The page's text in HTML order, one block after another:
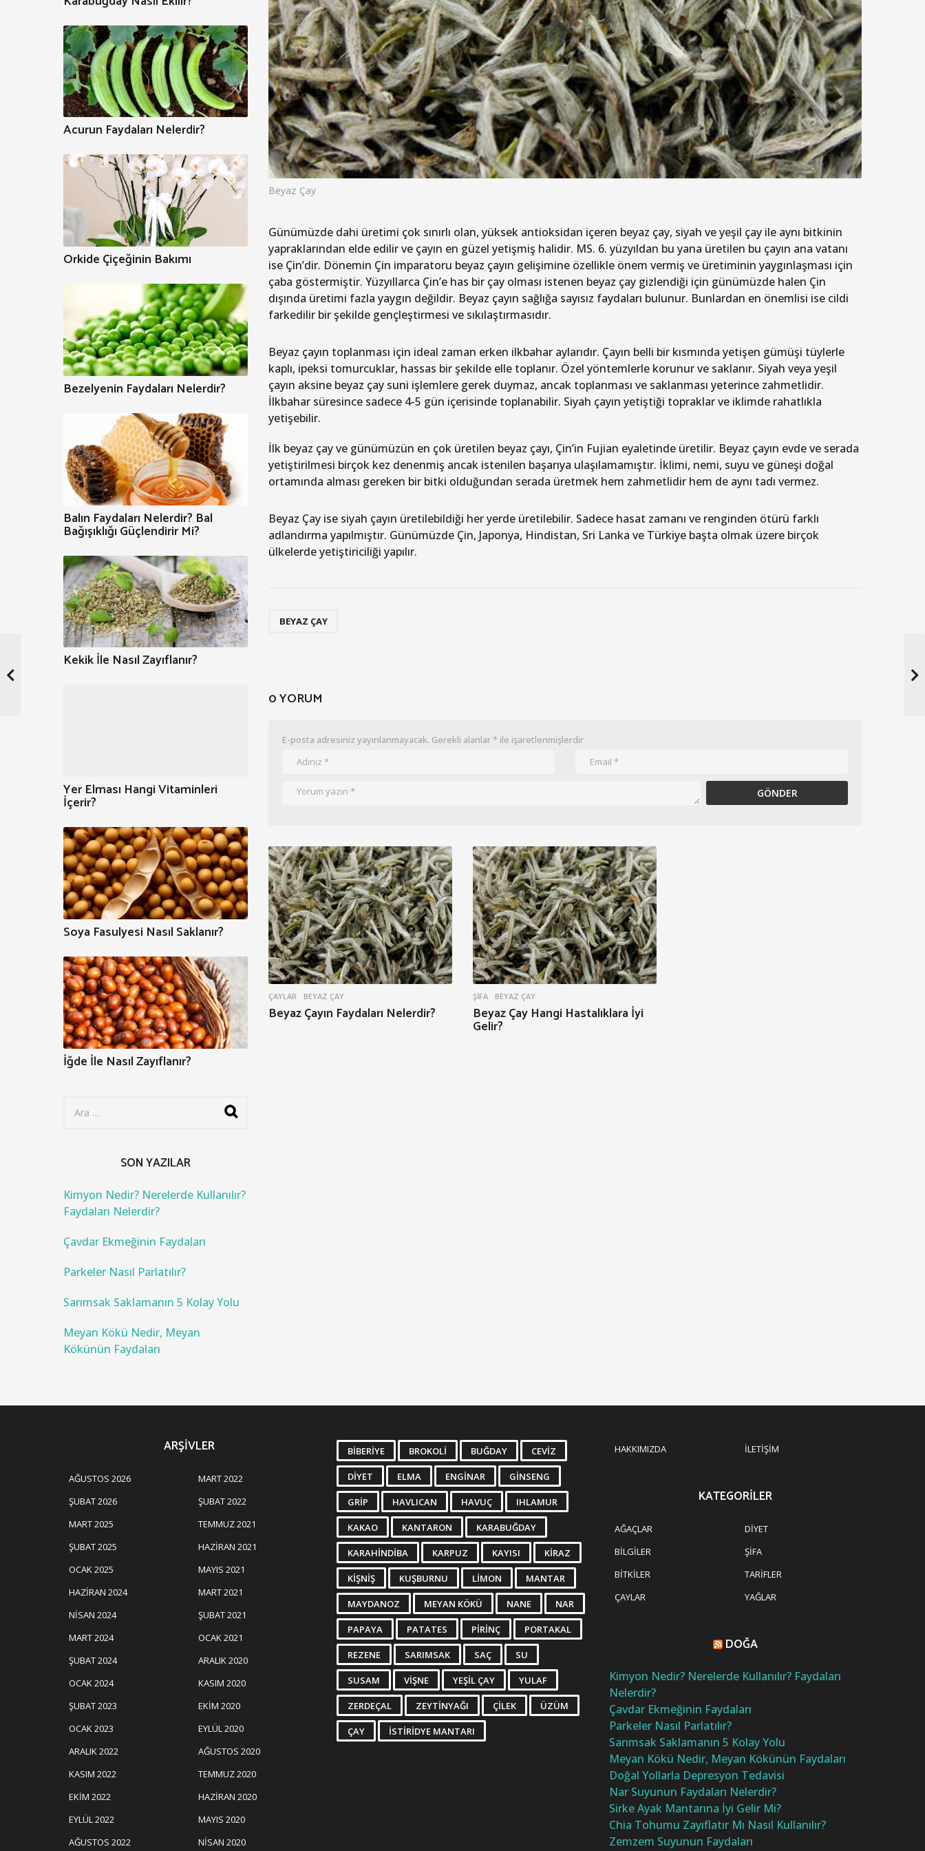
Beyaz Çay
Günümüzde dahi üretimi çok sınırlı olan, yüksek antioksidan içeren beyaz çay, siyah ve yeşil çay ile aynı bitkinin
yapraklarından elde edilir ve çayın en güzel yetişmiş halidir. MS. 6. yüzyıldan bu yana üretilen bu çayın ana vatanı
ise Çin’dir. Dönemin Çin imparatoru beyaz çayın gelişimine özellikle önem vermiş ve üretiminin yaygınlaşması için
çaba göstermiştir. Yüzyıllarca Çin’e has bir çay olması istenen beyaz çay gizlendiği için günümüzde halen Çin
dışında üretimi fazla yaygın değildir. Beyaz çayın sağlığa sayısız faydaları bulunur. Bunlardan en önemlisi ise cildi
farkedilir bir şekilde gençleştirmesi ve sıkılaştırmasıdır.
Beyaz çayın toplanması için ideal zaman erken ilkbahar aylarıdır. Çayın belli bir kısmında yetişen gümüşi tüylerle
kaplı, ipeksi tomurcuklar, hassas bir şekilde elle toplanır. Özel yöntemlerle korunur ve saklanır. Siyah veya yeşil
çayın aksine beyaz çay suni işlemlere gerek duymaz, ancak toplanması ve saklanması yeterince zahmetlidir.
İlkbahar süresince sadece 4-5 gün içerisinde toplanabilir. Siyah çayın yetiştiği topraklar ve iklimde rahatlıkla
yetişebilir.
İlk beyaz çay ve günümüzün en çok üretilen beyaz çayı, Çin’in Fujian eyaletinde üretilir. Beyaz çayın evde ve serada
yetiştirilmesi birçok kez denenmiş ancak istenilen başarıya ulaşılamamıştır. İklimi, nemi, suyu ve güneşi doğal
ortamında alması gereken bir bitki olduğundan serada üretmek hem zahmetlidir hem de aynı tadı vermez.
Beyaz Çay ise siyah çayın üretilebildiği her yerde üretilebilir. Sadece hasat zamanı ve renginden ötürü farklı
adlandırma yapılmıştır. Günümüzde Çin, Japonya, Hindistan, Sri Lanka ve Türkiye başta olmak üzere birçok
ülkelerde yetiştiriciliği yapılır.
BEYAZ ÇAY
0 YORUM
E-posta adresiniz yayınlanmayacak. Gerekli alanlar*ile işaretlenmişlerdir
ÇAYLAR BEYAZ ÇAY
Beyaz Çayın Faydaları Nelerdir?
ŞIFA BEYAZ ÇAY
Beyaz Çay Hangi Hastalıklara İyi
Gelir?
Acurun Faydaları Nelerdir?
Orkide Çiçeğinin Bakımı
Bezelyenin Faydaları Nelerdir?
Balın Faydaları Nelerdir? Bal
Bağışıklığı Güçlendirir Mi?
Kekik İle Nasıl Zayıflanır?
Yer Elması Hangi Vitaminleri
İçerir?
Soya Fasulyesi Nasıl Saklanır?
İğde İle Nasıl Zayıflanır?
o
r
SON YAZILAR
Kimyon Nedir? Nerelerde Kullanılır?
Faydaları Nelerdir?
Çavdar Ekmeğinin Faydaları
Parkeler Nasıl Parlatılır?
Sarımsak Saklamanın 5 Kolay Yolu
Meyan Kökü Nedir, Meyan
Kökünün Faydaları
ARŞIVLER
AĞUSTOS 2026
ŞUBAT 2026
MART 2025
ŞUBAT 2025
OCAK 2025
HAZIRAN 2024
NISAN 2024
MART 2024
ŞUBAT 2024
OCAK 2024
ŞUBAT 2023
OCAK 2023
ARALIK 2022
KASIM 2022
EKIM 2022
EYLÜL 2022
AĞUSTOS 2022
MART 2022
ŞUBAT 2022
TEMMUZ 2021
HAZIRAN 2021
MAYIS 2021
MART 2021
ŞUBAT 2021
OCAK 2021
ARALIK 2020
KASIM 2020
EKIM 2020
EYLÜL 2020
AĞUSTOS 2020
TEMMUZ 2020
HAZIRAN 2020
MAYIS 2020
NISAN 2020
BIBERIYE BROKOLI BUĞDAY CEVIZ
DIYET ELMA ENGINAR GINSENG
GRIP HAVLICAN HAVUÇ IHLAMUR
KAKAO KANTARON KARABUĞDAY
KARAHINDIBA KARPUZ KAYISI KIRAZ
KIŞNIŞ KUŞBURNU LIMON MANTAR
MAYDANOZ MEYAN KÖKÜ NANE NAR
PAPAYA PATATES PIRINÇ PORTAKAL
REZENE SARIMSAK SAÇ SU
SUSAM VIŞNE YEŞIL ÇAY YULAF
ZERDEÇAL ZEYTINYAĞI ÇILEK ÜZÜM
ÇAY İSTIRIDYE MANTARI
HAKKIMIZDA İLETIŞIM
KATEGORILER
AĞAÇLAR
BILGILER
BITKILER
ÇAYLAR
DIYET
ŞIFA
TARIFLER
YAĞLAR
DOĞA
Kimyon Nedir? Nerelerde Kullanılır? Faydaları
Nelerdir?
Çavdar Ekmeğinin Faydaları
Parkeler Nasıl Parlatılır?
Sarımsak Saklamanın 5 Kolay Yolu
Meyan Kökü Nedir, Meyan Kökünün Faydaları
Doğal Yollarla Depresyon Tedavisi
Nar Suyunun Faydaları Nelerdir?
Sirke Ayak Mantarına İyi Gelir Mi?
Chia Tohumu Zayıflatır Mı Nasıl Kullanılır?
Zemzem Suyunun Faydaları